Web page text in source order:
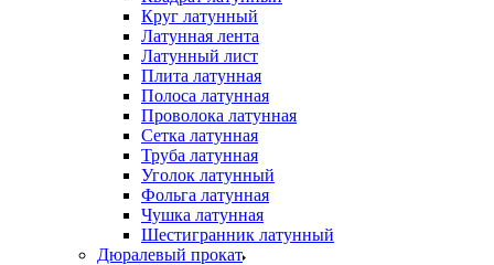
Круг латунный
Латунная лента
Латунный лист
Плита латунная
Полоса латунная
Проволока латунная
Сетка латунная
Труба латунная
Уголок латунный
Фольга латунная
Чушка латунная
Шестигранник латунный
Дюралевый прокат